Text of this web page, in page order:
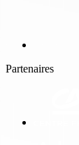
Partenaires